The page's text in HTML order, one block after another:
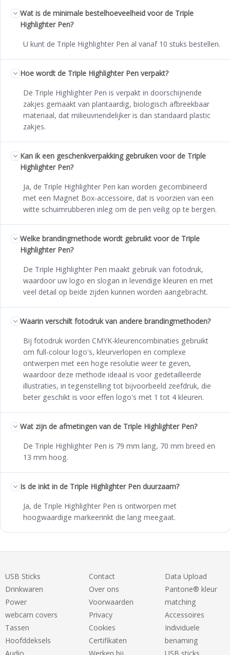
Wat is de minimale bestelhoeveelheid voor de Triple
Highlighter Pen?
U kunt de Triple Highlighter Pen al vanaf 10 stuks bestellen.
Hoe wordt de Triple Highlighter Pen verpakt?
De Triple Highlighter Pen is verpakt in doorschijnende
zakjes gemaakt van plantaardig, biologisch afbreekbaar
materiaal, dat milieuvriendelijker is dan standaard plastic
zakjes.
Kan ik een geschenkverpakking gebruiken voor de Triple
Highlighter Pen?
Ja, de Triple Highlighter Pen kan worden gecombineerd
met een Magnet Box-accessoire, dat is voorzien van een
witte schuimrubberen inleg om de pen veilig op te bergen.
Welke brandingmethode wordt gebruikt voor de Triple
Highlighter Pen?
De Triple Highlighter Pen maakt gebruik van fotodruk,
waardoor uw logo en slogan in levendige kleuren en met
veel detail op beide zijden kunnen worden aangebracht.
Waarin verschilt fotodruk van andere brandingmethoden?
Bij fotodruk worden CMYK-kleurencombinaties gebruikt
om full-colour logo's, kleurverlopen en complexe
ontwerpen met een hoge resolutie weer te geven,
waardoor deze methode ideaal is voor gedetailleerde
illustraties, in tegenstelling tot bijvoorbeeld zeefdruk, die
beter geschikt is voor effen logo's met 1 tot 4 kleuren.
Wat zijn de afmetingen van de Triple Highlighter Pen?
De Triple Highlighter Pen is 79 mm lang, 70 mm breed en
13 mm hoog.
Is de inkt in de Triple Highlighter Pen duurzaam?
Ja, de Triple Highlighter Pen is ontworpen met
hoogwaardige markeerinkt die lang meegaat.
USB Sticks
Drinkwaren
Power
webcam covers
Tassen
Hoofddeksels
Contact
Over ons
Voorwaarden
Privacy
Cookies
Certifikaten
Data Upload
Pantone® kleur
matching
Accessoires
Individuele
benaming